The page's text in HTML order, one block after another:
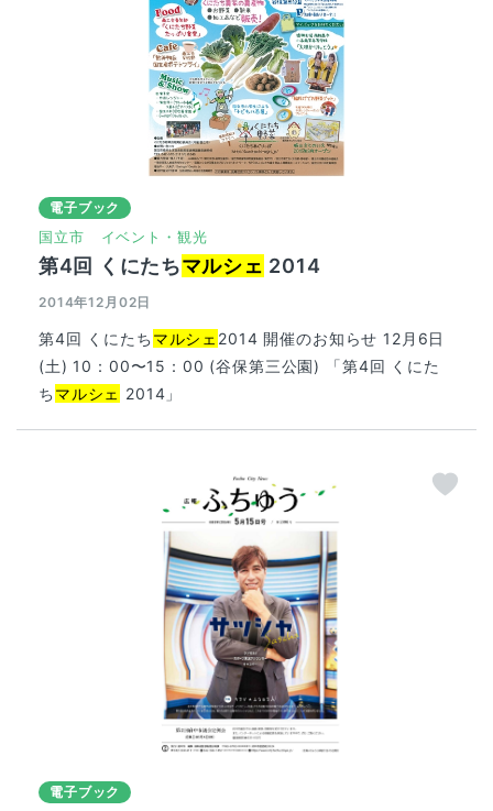
電子ブック
国立市 イベント・観光
第4回 くにたちマルシェ 2014
2014年12月02日
第4回 くにたちマルシェ 2014 開催のお知らせ 12月6日
(土) 10：00〜15：00 (谷保第三公園) 「第4回 くにた
ちマルシェ 2014」
電子ブック